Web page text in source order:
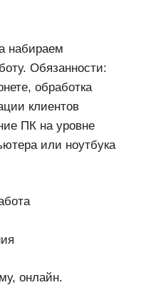
набираем
Обязанности:
обработка
клиентов
ПК на уровне
или ноутбука
онлайн.